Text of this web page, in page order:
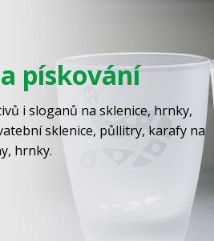
pískování
i sloganů na sklenice, hrnky,
sklenice, půllitry, karafy na
hrnky.